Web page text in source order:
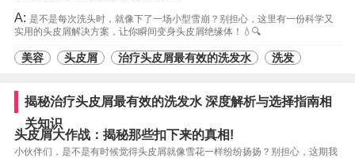
A: 是不是每次洗头时，就像下了一场小型雪崩？别担心，这里有一份科学又
实用的头皮屑解决方案，让你瞬间变身头皮屑绝缘体！💧🔍
美容 头皮屑 治疗头皮屑最有效的洗发水 洗发
揭秘治疗头皮屑最有效的洗发水 深度解析与选择指南相
关知识
头皮屑大作战：揭秘那些扣下来的真相!
小伙伴们，是不是有时候觉得头皮屑就像雪花一样纷纷扬扬？别担心，这期我